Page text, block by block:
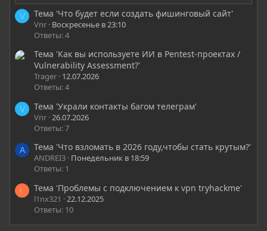
V Тема 'Что будет если создать фишинговый сайт'
Vnr Воскресенье в 23:10
Ответы: 4
Тема 'Как вы используете ИИ в Pentest-проектах /
Vulnerability Assessment?'
Trager 12.07.2026
Ответы: 4
V Тема 'Украли контакты багом телеграм'
Vnr 26.07.2026
Ответы: 7
A Тема 'Что взломать в 2026 году,чтобы стать крутым?'
ANDREI3 Понедельник в 18:59
Ответы: 1
L Тема 'Проблемы с подключением к vpn tryhackme'
l1nx321
22.12.2025
Ответы: 10